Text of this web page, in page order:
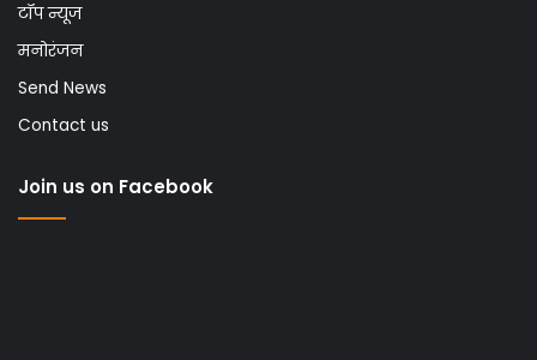
टॉप न्यूज
मनोरंजन
Send News
Contact us
Join us on Facebook